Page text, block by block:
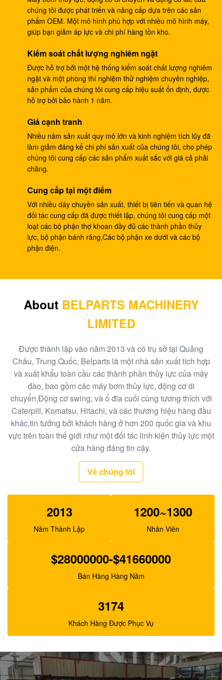
Hộp số du lịch DH220-5 DH220-7 EC210 SANY235
S220LC-5
Máy bơm ram thủy lực 133-6907, Máy bơm thủy lực
cho máy xúc E330B E345
Bơm chính thủy lực máy xúc DH370-9 370-9 bơm
bánh răng DH370-7 370-7 K9005449 bơm thí điểm
995351 hộp giảm tốc
Máy xúc PSVD2-17E Bơm ram thủy lực PSVD2 EC35
VOE11806089 Bơm bánh răng
1107080 hộp số hành trình
Hộp số hành trình máy xúc K1011413A DH258-7
DX260 DH255-5 DX255LC
Máy xúc R110-7 giảm hành trình XJDG-00001 31N3-
Bơm thí điểm máy xúc PC40-6 bơm ram PC40 705-
Bơm bánh răng máy xúc EC480D EC360 bơm thủy
lực SA7220-00510 chính
Hộp số hành trình Máy xúc EC140B XCM150
MBEB170 VOE14573820 giảm hành trình
Máy xúc EC460 bơm thí điểm bơm bánh răng thủy lực
SA8230-08830 bơm ram
Máy xúc SK140-8 Hộp số du lịch SK140SR
YY15V00035F1
Bơm thí điểm máy xúc Belparts SBS140 cho E325C
chúng tôi được phát triển và nâng cấp dựa trên các sản
phẩm OEM. Một mô hình phù hợp với nhiều mô hình máy,
giúp bạn giảm áp lực và chi phí hàng tồn kho.
Kiểm soát chất lượng nghiêm ngặt
Được hỗ trợ bởi một hệ thống kiểm soát chất lượng nghiêm
ngặt và một phòng thí nghiệm thử nghiệm chuyên nghiệp,
sản phẩm của chúng tôi cung cấp hiệu suất ổn định, được
hỗ trợ bởi bảo hành 1 năm.
Giá cạnh tranh
Nhiều năm sản xuất quy mô lớn và kinh nghiệm tích lũy đã
làm giảm đáng kể chi phí sản xuất của chúng tôi, cho phép
chúng tôi cung cấp các sản phẩm xuất sắc với giá cả phải
chăng.
Cung cấp tại một điểm
Với nhiều dây chuyền sản xuất, thiết bị tiên tiến và quan hệ
đối tác cung cấp đã được thiết lập, chúng tôi cung cấp một
loạt các bộ phận thợ khoan đầy đủ các thành phần thủy
lực, bộ phận bánh răng,Các bộ phận xe dưới và các bộ
phận điện.
About BELPARTS MACHINERY
LIMITED
Được thành lập vào năm 2013 và có trụ sở tại Quảng
Châu, Trung Quốc, Belparts là một nhà sản xuất tích hợp
và xuất khẩu toàn cầu các thành phần thủy lực của máy
đào, bao gồm các máy bơm thủy lực, động cơ di
chuyển,Động cơ swing, và ổ đĩa cuối cùng tương thích với
Caterpill, Komatsu, Hitachi, và các thương hiệu hàng đầu
khác,tin tưởng bởi khách hàng ở hơn 200 quốc gia và khu
vực trên toàn thế giới như một đối tác linh kiện thủy lực một
cửa hàng đáng tin cậy.
Về chúng tôi
2013
Năm Thành Lập
1200~1300
Nhân Viên
$28000000-$41660000
Bán Hàng Hàng Năm
3174
Khách Hàng Được Phục Vụ